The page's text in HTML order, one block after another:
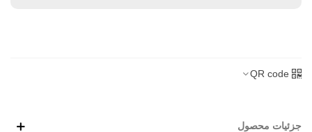
QR code
جزئیات محصول